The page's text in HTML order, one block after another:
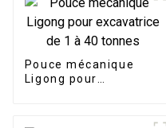
Pouce mécanique
Ligong pour